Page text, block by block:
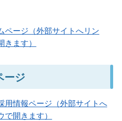
ページ（外部サイトへリン
きます）
ージ
用情報ページ（外部サイトへ
で開きます）